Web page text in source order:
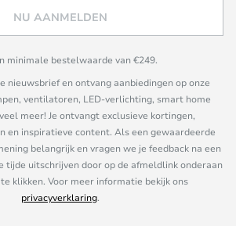
NU AANMELDEN
minimale bestelwaarde van €249.
nieuwsbrief en ontvang aanbiedingen op onze
ventilatoren, LED-verlichting, smart home
meer! Je ontvangt exclusieve kortingen,
en inspiratieve content. Als een gewaardeerde
belangrijk en vragen we je feedback na een
tijde uitschrijven door op de afmeldlink onderaan
klikken. Voor meer informatie bekijk ons
privacyverklaring.